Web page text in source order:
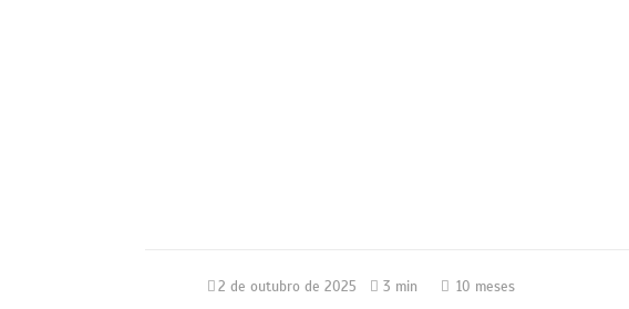
2 de outubro de 2025 3 min 10 meses